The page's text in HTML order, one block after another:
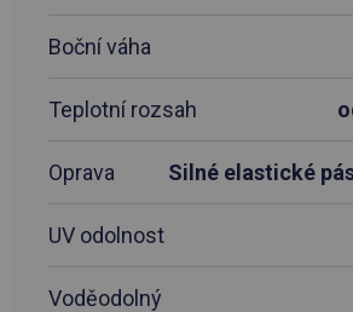
Boční váha
Teplotní rozsah
Oprava Silné elastické
UV odolnost
Voděodolný